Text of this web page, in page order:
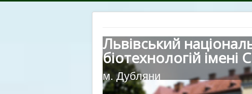
Львівський
біотехнологій імені
м. Дубляни